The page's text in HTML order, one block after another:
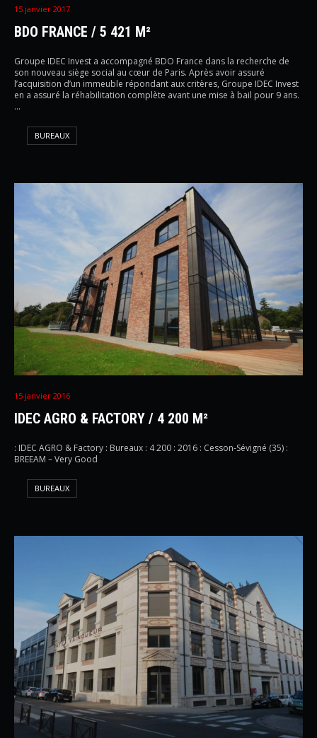
15 janvier 2017
BDO FRANCE / 5 421 M²
Groupe IDEC Invest a accompagné BDO France dans la recherche de
son nouveau siège social au cœur de Paris. Après avoir assuré
l’acquisition d’un immeuble répondant aux critères, Groupe IDEC Invest
en a assuré la réhabilitation complète avant une mise à bail pour 9 ans.
…
BUREAUX
15 janvier 2016
IDEC AGRO & FACTORY / 4 200 M²
: IDEC AGRO & Factory : Bureaux : 4 200 : 2016 : Cesson-Sévigné (35) :
BREEAM – Very Good
BUREAUX